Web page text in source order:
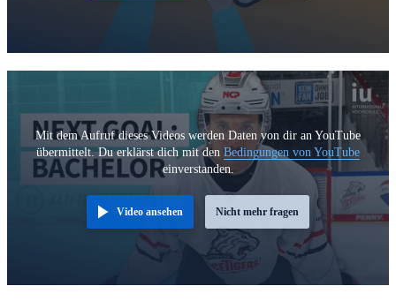
Mit dem Aufruf dieses Videos werden Daten von dir an YouTube
übermittelt. Du erklärst dich mit den Bedingungen von YouTube
einverstanden.
Video ansehen Nicht mehr fragen